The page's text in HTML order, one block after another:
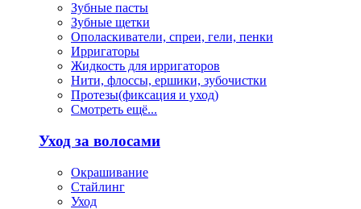
Зубные пасты
Зубные щетки
Ополаскиватели, спреи, гели, пенки
Ирригаторы
Жидкость для ирригаторов
Нити, флоссы, ершики, зубочистки
Протезы(фиксация и уход)
Смотреть ещё...
Уход за волосами
Окрашивание
Стайлинг
Уход